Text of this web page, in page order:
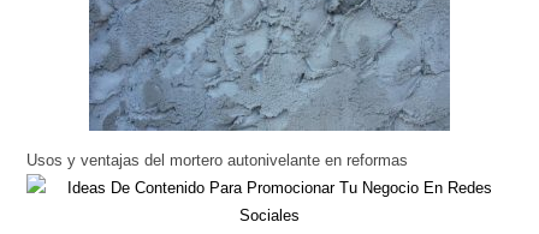
Usos y ventajas del mortero autonivelante en reformas